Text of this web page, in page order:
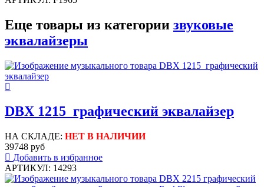
Еще товары из категории звуковые
эквалайзеры
DBX 1215 графический эквалайзер
НА СКЛАДЕ: НЕТ В НАЛИЧИИ
39748 руб
Добавить в избранное
АРТИКУЛ: 14293